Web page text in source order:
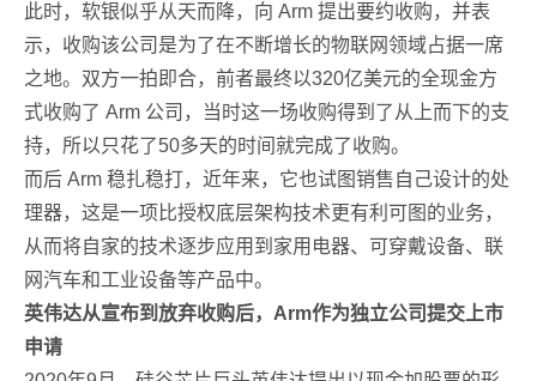
此时，软银似乎从天而降，向 Arm 提出要约收购，并表
示，收购该公司是为了在不断增长的物联网领域占据一席
之地。双方一拍即合，前者最终以320亿美元的全现金方
式收购了 Arm 公司，当时这一场收购得到了从上而下的支
持，所以只花了50多天的时间就完成了收购。
而后 Arm 稳扎稳打，近年来，它也试图销售自己设计的处
理器，这是一项比授权底层架构技术更有利可图的业务，
从而将自家的技术逐步应用到家用电器、可穿戴设备、联
网汽车和工业设备等产品中。
英伟达从宣布到放弃收购后，Arm作为独立公司提交上市
申请